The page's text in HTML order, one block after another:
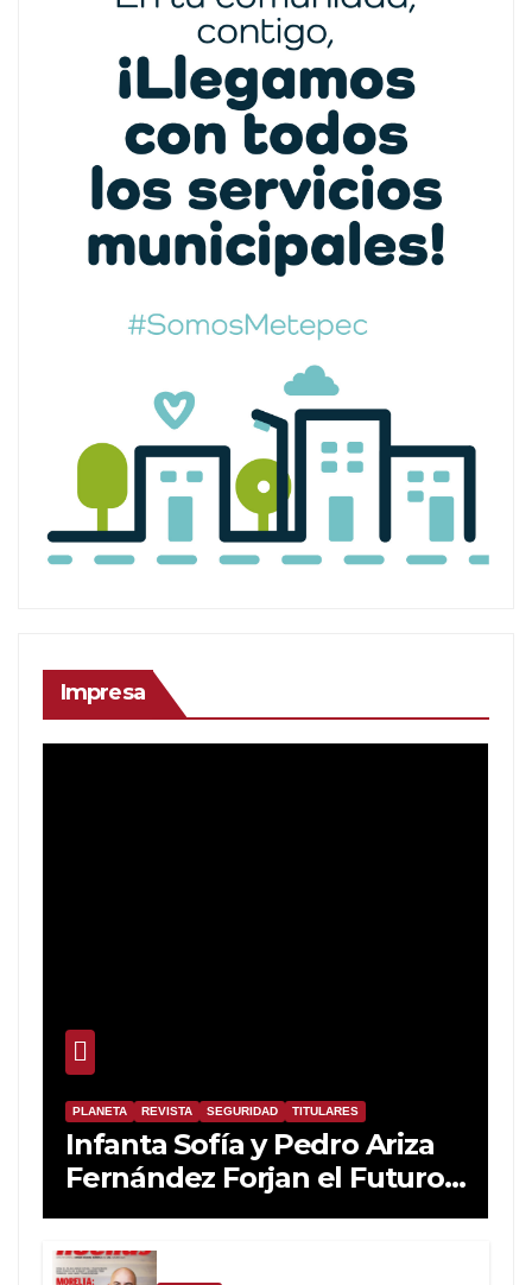
Impresa
PLANETA REVISTA SEGURIDAD TITULARES
Infanta Sofía y Pedro Ariza
Fernández Forjan el Futuro
de la Soberanía Real